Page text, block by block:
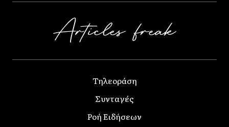
Τηλεοράση
Συνταγές
Ροή Ειδήσεων